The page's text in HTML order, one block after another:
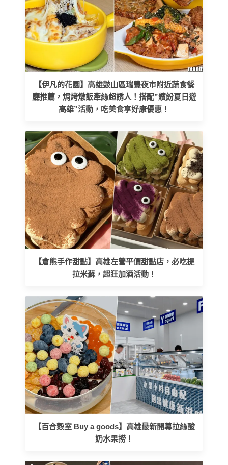
【伊凡的花園】高雄鼓山區瑞豐夜市附近蔬食餐
廳推薦，焗烤燉飯牽絲超誘人！搭配”繽紛夏日遊
高雄”活動，吃美食享好康優惠！
【倉熊手作甜點】高雄左營平價甜點店，必吃提
拉米蘇，超狂加酒活動！
【百合穀室 Buy a goods】高雄最新開幕拉絲酸
奶水果撈！